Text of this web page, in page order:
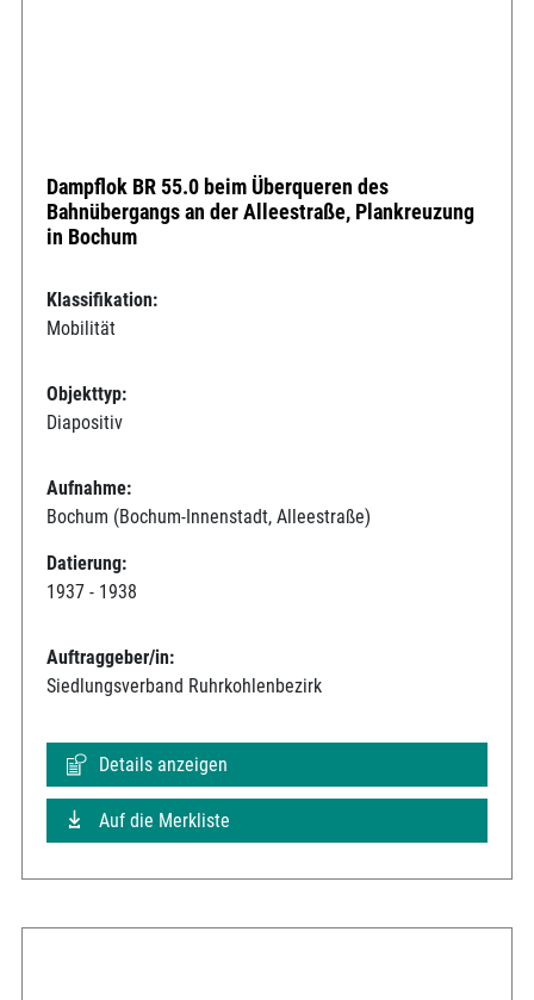
Dampflok BR 55.0 beim Überqueren des
Bahnübergangs an der Alleestraße, Plankreuzung
in Bochum
Klassifikation:
Mobilität
Objekttyp:
Diapositiv
Aufnahme:
Bochum (Bochum-Innenstadt, Alleestraße)
Datierung:
1937 - 1938
Auftraggeber/in:
Siedlungsverband Ruhrkohlenbezirk
Details anzeigen
Auf die Merkliste